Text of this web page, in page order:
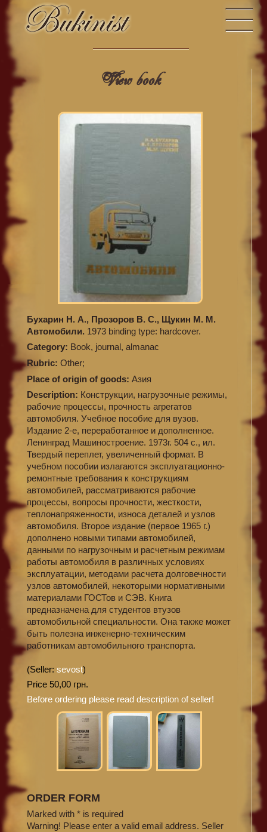
View book
Бухарин Н. А., Прозоров В. С., Щукин М. М.
Автомобили. 1973 binding type: hardcover.
Category: Book, journal, almanac
Rubric: Other;
Place of origin of goods: Азия
Description: Конструкции, нагрузочные режимы,
рабочие процессы, прочность агрегатов
автомобиля. Учебное пособие для вузов.
Издание 2-е, переработанное и дополненное.
Ленинград Машиностроение. 1973г. 504 с., ил.
Твердый переплет, увеличенный формат. В
учебном пособии излагаются эксплуатационно-
ремонтные требования к конструкциям
автомобилей, рассматриваются рабочие
процессы, вопросы прочности, жесткости,
теплонапряженности, износа деталей и узлов
автомобиля. Второе издание (первое 1965 г.)
дополнено новыми типами автомобилей,
данными по нагрузочным и расчетным режимам
работы автомобиля в различных условиях
эксплуатации, методами расчета долговечности
узлов автомобилей, некоторыми нормативными
материалами ГОСТов и СЭВ. Книга
предназначена для студентов втузов
автомобильной специальности. Она также может
быть полезна инженерно-техническим
работникам автомобильного транспорта.
(Seller: sevost)
Price 50,00 грн.
Before ordering please read description of seller!
ORDER FORM
Marked with * is required
Warning! Please enter a valid email address. Seller